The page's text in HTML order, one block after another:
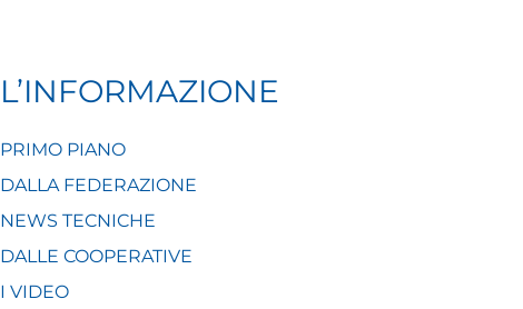
L’INFORMAZIONE
PRIMO PIANO
DALLA FEDERAZIONE
NEWS TECNICHE
DALLE COOPERATIVE
I VIDEO